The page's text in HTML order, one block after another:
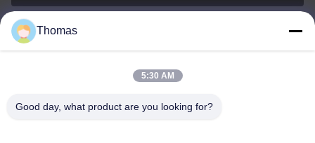
sales21@jimagroup.com
Thomas
5:30 AM
Good day, what product are you looking for?